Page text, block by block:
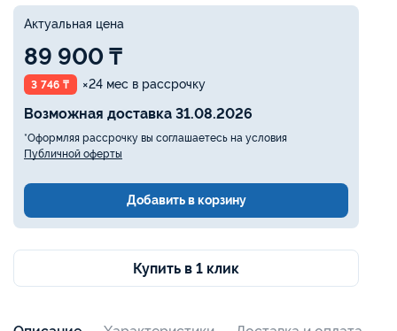
Актуальная цена
89 900 ₸
3 746 ₸ ×24 мес в рассрочку
Возможная доставка 31.08.2026
*Оформляя рассрочку вы соглашаетесь на условия
Публичной оферты
Добавить в корзину
Купить в 1 клик